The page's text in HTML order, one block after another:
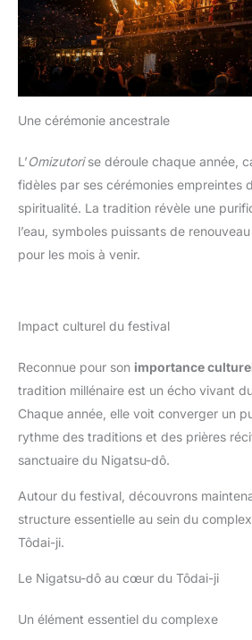
Une cérémonie ancestrale
L’Omizutorise déroule chaque année,
fidèles par ses cérémonies empreintes
spiritualité. La tradition révèle une
l’eau, symboles puissants de
pour les mois à venir.
Impact culturel du festival
Reconnue pour son importance
tradition millénaire est un écho vivant
Chaque année, elle voit converger un
rythme des traditions et des prières
sanctuaire du Nigatsu-dô.
Autour du festival, découvrons
structure essentielle au sein du
Tôdai-ji.
Le Nigatsu-dô au cœur du Tôdai-ji
Un élément essentiel du complexe